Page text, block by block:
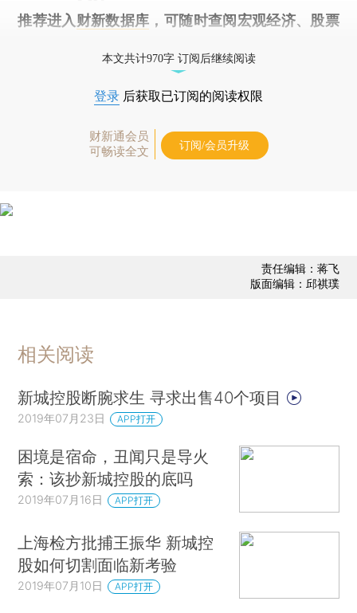
推荐进入 财新数据库 ，可随时查阅宏观经济、股票
本文共计970字 订阅后继续阅读
登录 后获取已订阅的阅读权限
财新通会员
可畅读全文
订阅/会员升级
责任编辑：蒋飞
版面编辑：邱祺璞
相关阅读
新城控股断腕求生 寻求出售40个项目
2019年07月23日 APP打开
困境是宿命，丑闻只是导火
索：该抄新城控股的底吗
2019年07月16日 APP打开
上海检方批捕王振华 新城控
股如何切割面临新考验
2019年07月10日 APP打开